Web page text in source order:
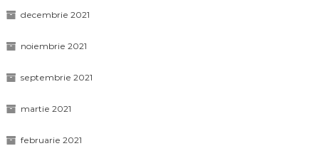
decembrie 2021
noiembrie 2021
septembrie 2021
martie 2021
februarie 2021